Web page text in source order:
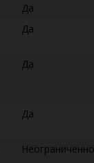
Да
Да
Да
Да
Неограниченно